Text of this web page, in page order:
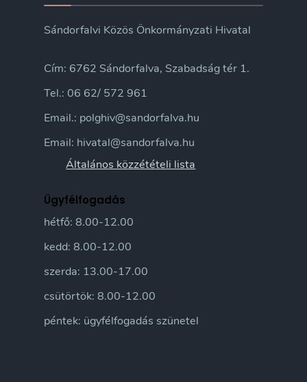
Sándorfalvi Közös Önkormányzati Hivatal
Cím: 6762 Sándorfalva, Szabadság tér 1.
Tel.: 06 62/ 572 961
Email.: polghiv@sandorfalva.hu
Email: hivatal@sandorfalva.hu
Általános közzétételi lista
Ügyfélfogadás
hétfő: 8.00-12.00
kedd: 8.00-12.00
szerda: 13.00-17.00
csütörtök: 8.00-12.00
péntek: ügyfélfogadás szünetel